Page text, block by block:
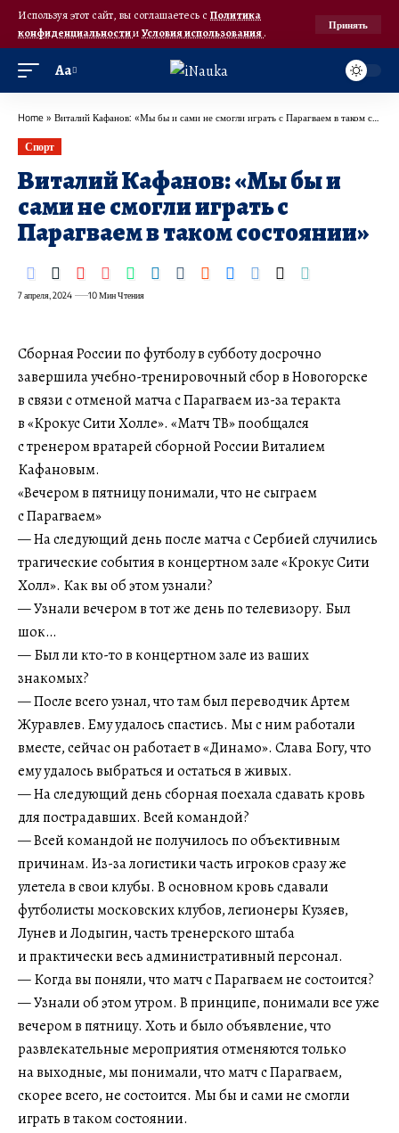
Используя этот сайт, вы соглашаетесь с Политика
конфиденциальностииУсловия использования.
Принять
Аа
Home » Виталий Кафанов: «Мы бы и сами не смогли играть с Парагваем в таком состоянии»
Спорт
Виталий Кафанов: «Мы бы и
сами не смогли играть с
Парагваем в таком состоянии»
7 апреля, 2024 10 Мин Чтения
Сборная России по футболу в субботу досрочно
завершила учебно-тренировочный сбор в Новогорске
в связи с отменой матча с Парагваем из-за теракта
в «Крокус Сити Холле». «Матч ТВ» пообщался
с тренером вратарей сборной России Виталием
Кафановым.
«Вечером в пятницу понимали, что не сыграем
с Парагваем»
— На следующий день после матча с Сербией случились
трагические события в концертном зале «Крокус Сити
Холл». Как вы об этом узнали?
— Узнали вечером в тот же день по телевизору. Был
шок…
— Был ли кто-то в концертном зале из ваших
знакомых?
— После всего узнал, что там был переводчик Артем
Журавлев. Ему удалось спастись. Мы с ним работали
вместе, сейчас он работает в «Динамо». Слава Богу, что
ему удалось выбраться и остаться в живых.
— На следующий день сборная поехала сдавать кровь
для пострадавших. Всей командой?
— Всей командой не получилось по объективным
причинам. Из-за логистики часть игроков сразу же
улетела в свои клубы. В основном кровь сдавали
футболисты московских клубов, легионеры Кузяев,
Лунев и Лодыгин, часть тренерского штаба
и практически весь административный персонал.
— Когда вы поняли, что матч с Парагваем не состоится?
— Узнали об этом утром. В принципе, понимали все уже
вечером в пятницу. Хоть и было объявление, что
развлекательные мероприятия отменяются только
на выходные, мы понимали, что матч с Парагваем,
скорее всего, не состоится. Мы бы и сами не смогли
играть в таком состоянии.